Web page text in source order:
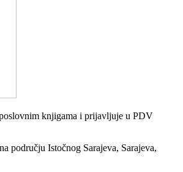
knjigama i prijavljuje u PDV
području Istočnog Sarajeva, Sarajeva,